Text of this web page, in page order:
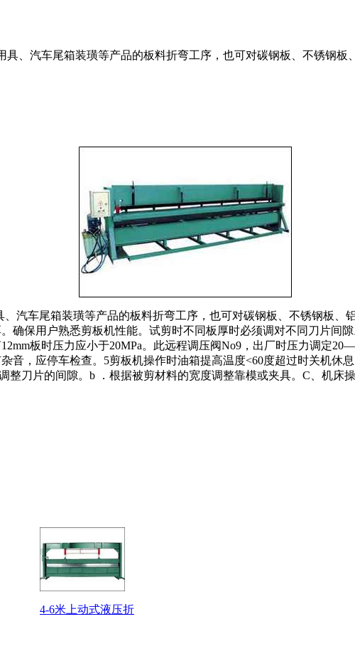
具、汽车尾箱装璜等产品的板料折弯工序，也可对碳钢板、不锈钢
汽车尾箱装璜等产品的板料折弯工序，也可对碳钢板、不锈钢板
确保用户熟悉剪板机性能。试剪时不同板厚时必须调对不同刀片间
板时压力应小于20MPa。此远程调压阀No9，出厂时压力调定
音，应停车检查。5剪板机操作时油箱提高温度<60度超过时关机休息
整刀片的间隙。b ．根据被剪材料的宽度调整靠模或夹具。C、机床
4-6米上动式液压折